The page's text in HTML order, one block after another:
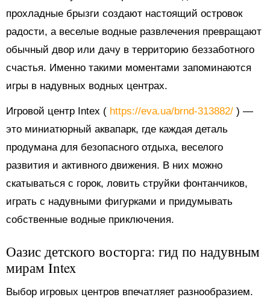
прохладные брызги создают настоящий островок
радости, а веселые водные развлечения превращают
обычный двор или дачу в территорию беззаботного
счастья. Именно такими моментами запоминаются
игры в надувных водных центрах.
Игровой центр Intex ( https://eva.ua/brnd-313882/ ) —
это миниатюрный аквапарк, где каждая деталь
продумана для безопасного отдыха, веселого
развития и активного движения. В них можно
скатываться с горок, ловить струйки фонтанчиков,
играть с надувными фигурками и придумывать
собственные водные приключения.
Оазис детского восторга: гид по надувным
мирам Intex
Выбор игровых центров впечатляет разнообразием.